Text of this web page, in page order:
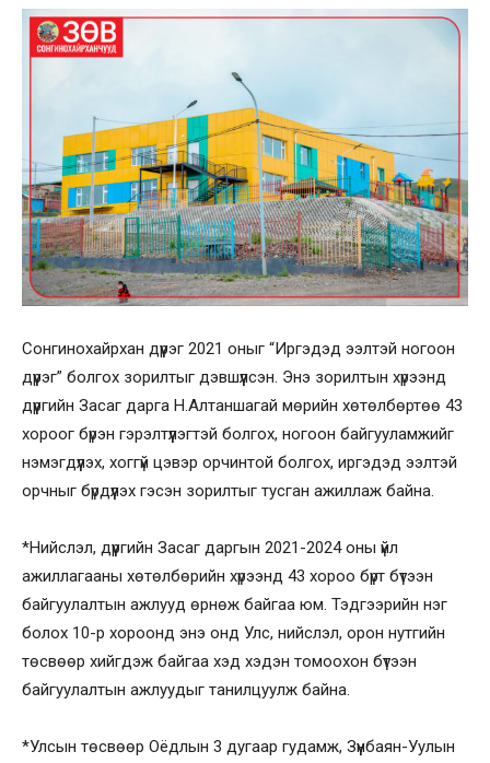
Сонгинохайрхан дүүрэг 2021 оныг “Иргэдэд ээлтэй ногоон
дүүрэг” болгох зорилтыг дэвшүүлсэн. Энэ зорилтын хүрээнд
дүүргийн Засаг дарга Н.Алтаншагай мөрийн хөтөлбөртөө 43
хороог бүрэн гэрэлтүүлэгтэй болгох, ногоон байгууламжийг
нэмэгдүүлэх, хоггүй цэвэр орчинтой болгох, иргэдэд ээлтэй
орчныг бүрдүүлэх гэсэн зорилтыг тусган ажиллаж байна.
*Нийслэл, дүүргийн Засаг даргын 2021-2024 оны үйл
ажиллагааны хөтөлбөрийн хүрээнд 43 хороо бүрт бүтээн
байгуулалтын ажлууд өрнөж байгаа юм. Тэдгээрийн нэг
болох 10-р хороонд энэ онд Улс, нийслэл, орон нутгийн
төсвөөр хийгдэж байгаа хэд хэдэн томоохон бүтээн
байгуулалтын ажлуудыг танилцуулж байна.
*Улсын төсвөөр Оёдлын 3 дугаар гудамж, Зүүнбаян-Уулын